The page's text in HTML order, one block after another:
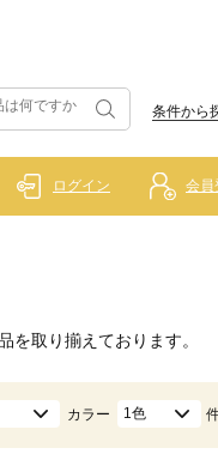
条件から
ログイン 会員
を取り揃えております。
カラー 1色